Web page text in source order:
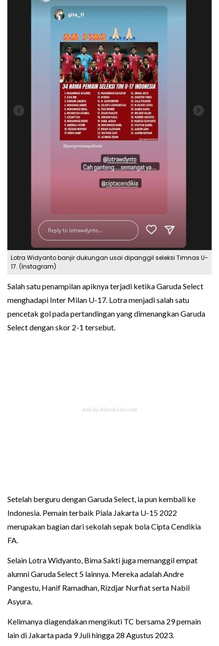
Lotra Widyanto banjir dukungan usai dipanggil seleksi Timnas U-
17. (Instagram)
Salah satu penampilan apiknya terjadi ketika Garuda Select
menghadapi Inter Milan U-17. Lotra menjadi salah satu
pencetak gol pada pertandingan yang dimenangkan Garuda
Select dengan skor 2-1 tersebut.
Setelah berguru dengan Garuda Select, ia pun kembali ke
Indonesia. Pemain terbaik Piala Jakarta U-15 2022
merupakan bagian dari sekolah sepak bola Cipta Cendikia
FA.
Selain Lotra Widyanto, Bima Sakti juga memanggil empat
alumni Garuda Select 5 lainnya. Mereka adalah Andre
Pangestu, Hanif Ramadhan, Rizdjar Nurfiat serta Nabil
Asyura.
Kelimanya diagendakan mengikuti TC bersama 29 pemain
lain di Jakarta pada 9 Juli hingga 28 Agustus 2023.